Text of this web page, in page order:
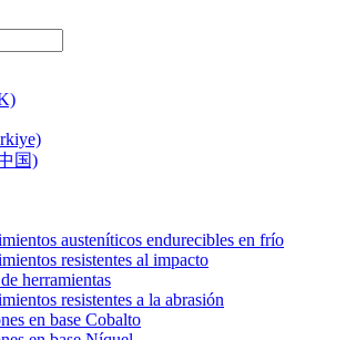
austeníticos endurecibles en frío
resistentes al impacto
herramientas
resistentes a la abrasión
en base Cobalto